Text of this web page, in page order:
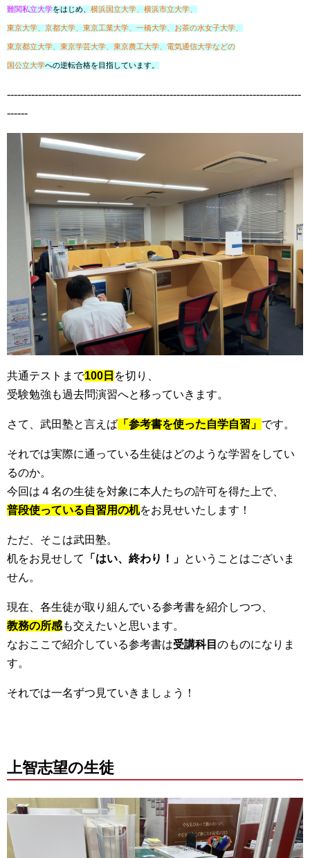
難関私立大学をはじめ、 横浜国立大学、横浜市立大学、
東京大学、京都大学、東京工業大学、 一橋大学、お茶の水女子大学、
東京都立大学、 東京学芸大学、東京農工大学、 電気通信大学などの
国公立大学への逆転合格を目指しています。
-------------------------------------------------------------------------------------
------
共通テストまで100日 を切り、
受験勉強も過去問演習へと移っていきます。
さて、武田塾と言えば 「参考書を使った自学自習」 です。
それでは実際に通っている生徒はどのような学習をしてい
るのか。
今回は４名の生徒を対象に本人たちの許可を得た上で、
普段使っている自習用の机をお見せいたします！
ただ、そこは武田塾。
机をお見せして
「はい、終わり！」 ということはございま
せん。
現在、各生徒が取り組んでいる参考書を紹介しつつ、
教務の所感も交えたいと思います。
なおここで紹介している参考書は受講科目 のものになりま
す。
それでは一名ずつ見ていきましょう！
上智志望の生徒